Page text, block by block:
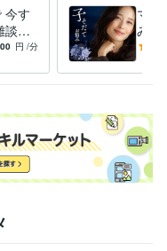
経験年数 : 15年
今す
談も
妄
円 /分
ママ
みお
関係